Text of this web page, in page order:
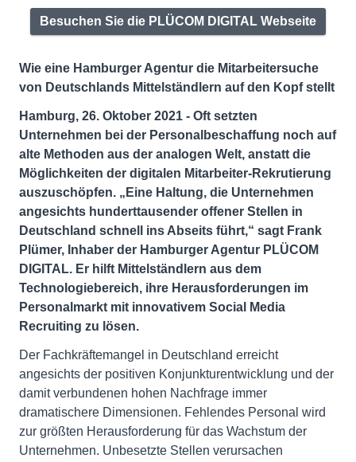
Besuchen Sie die PLÜCOM DIGITAL Webseite
Wie eine Hamburger Agentur die Mitarbeitersuche
von Deutschlands Mittelständlern auf den Kopf stellt
Hamburg, 26. Oktober 2021 - Oft setzten
Unternehmen bei der Personalbeschaffung noch auf
alte Methoden aus der analogen Welt, anstatt die
Möglichkeiten der digitalen Mitarbeiter-Rekrutierung
auszuschöpfen. „Eine Haltung, die Unternehmen
angesichts hunderttausender offener Stellen in
Deutschland schnell ins Abseits führt,“ sagt Frank
Plümer, Inhaber der Hamburger Agentur PLÜCOM
DIGITAL. Er hilft Mittelständlern aus dem
Technologiebereich, ihre Herausforderungen im
Personalmarkt mit innovativem Social Media
Recruiting zu lösen.
Der Fachkräftemangel in Deutschland erreicht
angesichts der positiven Konjunkturentwicklung und der
damit verbundenen hohen Nachfrage immer
dramatischere Dimensionen. Fehlendes Personal wird
zur größten Herausforderung für das Wachstum der
Unternehmen. Unbesetzte Stellen verursachen